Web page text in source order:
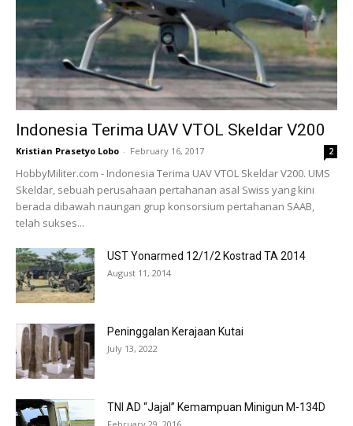
Indonesia Terima UAV VTOL Skeldar V200
Kristian Prasetyo Lobo - February 16, 2017 2
HobbyMiliter.com - Indonesia Terima UAV VTOL Skeldar V200. UMS
Skeldar, sebuah perusahaan pertahanan asal Swiss yang kini
berada dibawah naungan grup konsorsium pertahanan SAAB,
telah sukses...
UST Yonarmed 12/1/2 Kostrad TA 2014
August 11, 2014
Peninggalan Kerajaan Kutai
July 13, 2022
TNI AD “Jajal” Kemampuan Minigun M-134D